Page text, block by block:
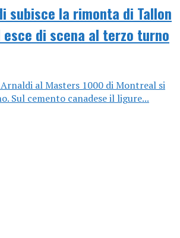
subisce la rimonta di Tallon
esce di scena al terzo turno
al Masters 1000 di Montreal si
Sul cemento canadese il ligure...